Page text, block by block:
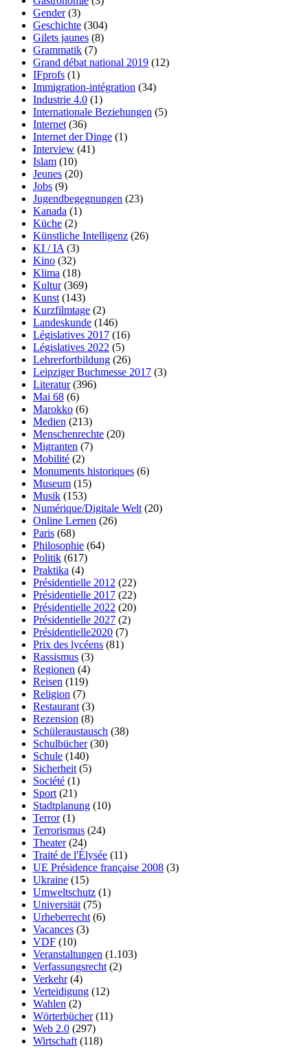
Gender(3)
Geschichte (304)
Gilets jaunes (8)
Grammatik (7)
Grand débat national 2019 (12)
IFprofs (1)
Immigration-intégration (34)
Industrie 4.0 (1)
Internationale Beziehungen (5)
Internet (36)
Internet der Dinge (1)
Interview (41)
Islam (10)
Jeunes (20)
Jobs (9)
Jugendbegegnungen (23)
Kanada (1)
Küche (2)
Künstliche Intelligenz (26)
KI / IA (3)
Kino (32)
Klima (18)
Kultur(369)
Kunst (143)
Kurzfilmtage (2)
Landeskunde (146)
Législatives 2017 (16)
Législatives 2022 (5)
Lehrerfortbildung (26)
Leipziger Buchmesse 2017 (3)
Literatur(396)
Mai 68 (6)
Marokko (6)
Medien (213)
Menschenrechte (20)
Migranten (7)
Mobilité (2)
Monuments historiques (6)
Museum (15)
Musik (153)
Numérique/Digitale Welt (20)
Online Lernen (26)
Paris (68)
Philosophie (64)
Politik (617)
Praktika (4)
Présidentielle 2012 (22)
Présidentielle 2017 (22)
Présidentielle 2022 (20)
Présidentielle 2027 (2)
Présidentielle2020 (7)
Prix des lycéens (81)
Rassismus (3)
Regionen (4)
Reisen (119)
Religion (7)
Restaurant (3)
Rezension (8)
Schüleraustausch (38)
Schulbücher(30)
Schule (140)
Sicherheit (5)
Société (1)
Sport (21)
Stadtplanung (10)
Terror(1)
Terrorismus (24)
Theater(24)
Traité de l'Élysée (11)
UE Présidence française 2008 (3)
Ukraine (15)
Umweltschutz (1)
Universität (75)
Urheberrecht (6)
Vacances (3)
VDF (10)
Veranstaltungen (1.103)
Verfassungsrecht (2)
Verkehr(4)
Verteidigung (12)
Wahlen (2)
Wörterbücher(11)
Web 2.0 (297)
Wirtschaft (118)